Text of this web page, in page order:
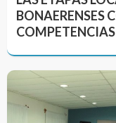
BONAERENSES